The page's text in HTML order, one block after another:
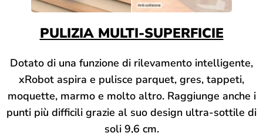
PULIZIA MULTI-SUPERFICIE
Dotato di una funzione di rilevamento intelligente,
xRobot aspira e pulisce parquet, gres, tappeti,
moquette, marmo e molto altro. Raggiunge anche i
punti più difficili grazie al suo design ultra-sottile di
soli 9,6 cm.